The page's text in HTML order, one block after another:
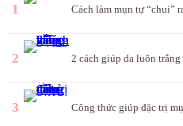
1 Cách làm mụn tự “chui”
2 2 cách giúp da luôn
3 Công thức giúp đặc trị